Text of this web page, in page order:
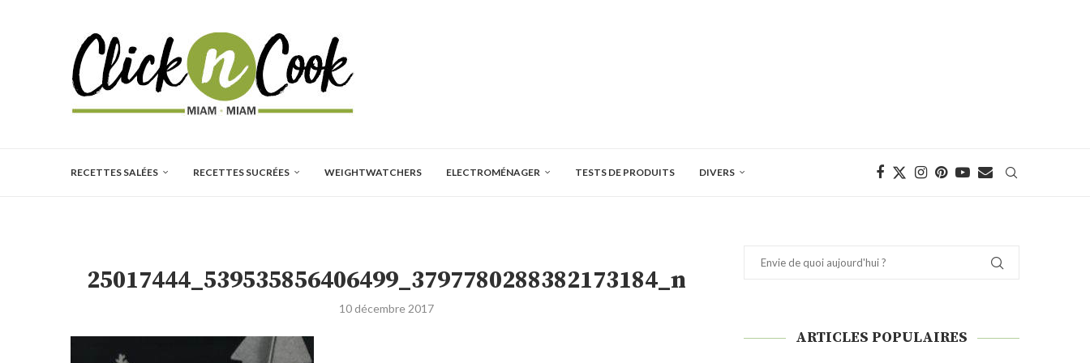
RECETTES SALÉES RECETTES SUCRÉES WEIGHTWATCHERS ELECTROMÉNAGER TESTS DE PRODUITS DIVERS
25017444_539535856406499_3797780288382173184_n
10 décembre 2017
ARTICLES POPULAIRES